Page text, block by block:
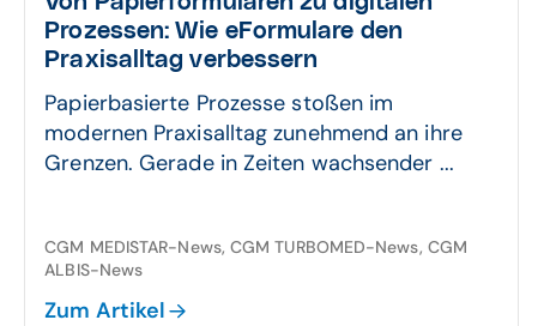
Prozessen: Wie eFormulare den
Praxisalltag verbessern
Papierbasierte Prozesse stoßen im
modernen Praxisalltag zunehmend an ihre
Grenzen. Gerade in Zeiten wachsender ...
CGM MEDISTAR-News, CGM TURBOMED-News, CGM
ALBIS-News
Zum Artikel